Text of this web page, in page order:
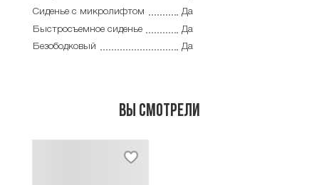
Сиденье с микролифтом
Да
Быстросъемное сиденье
Да
Безободковый
Да
Вы смотрели